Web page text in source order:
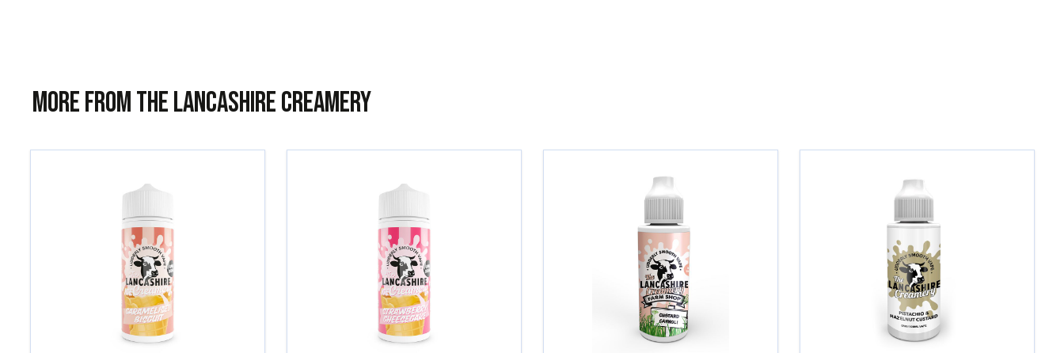
More from The Lancashire Creamery